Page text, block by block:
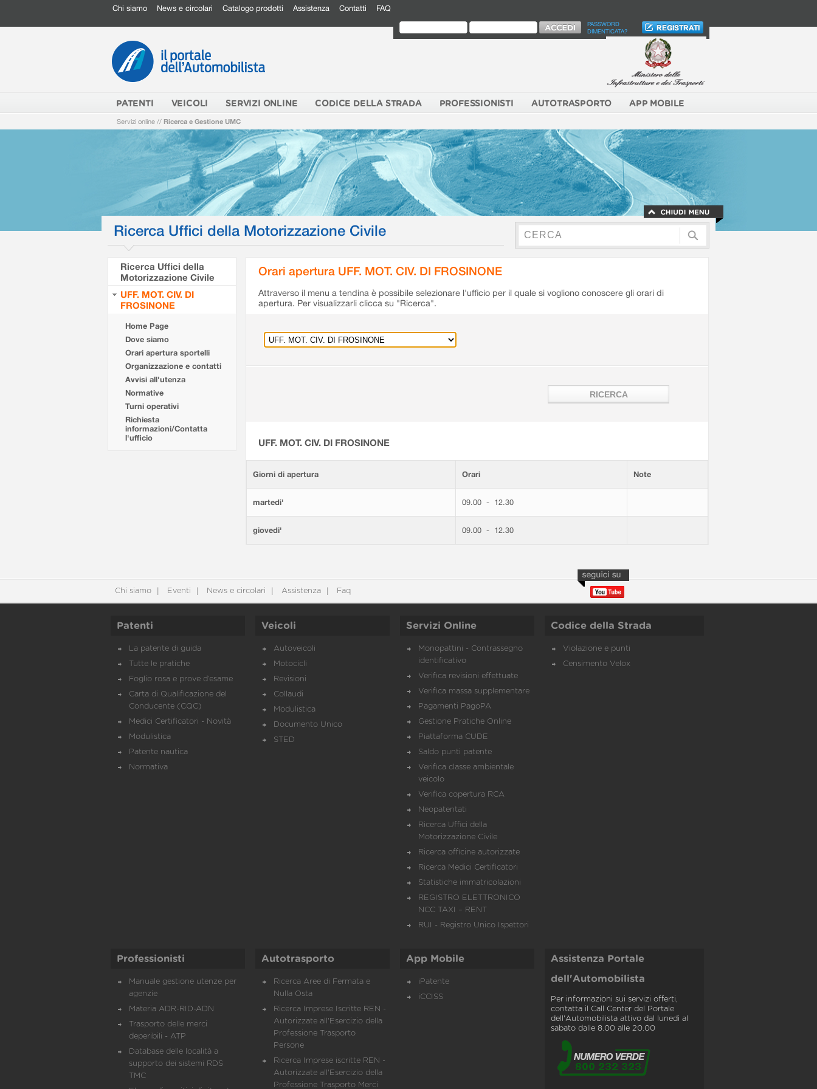
Chi siamo News e circolari Catalogo prodotti Assistenza Contatti FAQ
PASSWORD
DIMENTICATA?
PATENTI VEICOLI SERVIZI ONLINE CODICE DELLA STRADA PROFESSIONISTI AUTOTRASPORTO APP MOBILE
Servizi online // Ricerca e Gestione UMC
Ricerca Uffici della Motorizzazione Civile
Ricerca Uffici della
Motorizzazione Civile
UFF. MOT. CIV. DI
FROSINONE
Home Page
Dove siamo
Orari apertura sportelli
Organizzazione e contatti
Avvisi all'utenza
Normative
Turni operativi
Richiesta
informazioni/Contatta
l'ufficio
Orari apertura UFF. MOT. CIV. DI FROSINONE
Attraverso il menu a tendina è possibile selezionare l'ufficio per il quale si vogliono conoscere gli orari di
apertura. Per visualizzarli clicca su "Ricerca".
UFF. MOT. CIV. DI FROSINONE
Giorni di apertura Orari Note
martedi' 09.00 - 12.30
giovedi' 09.00 - 12.30
Chi siamo Eventi News e circolari Assistenza Faq
Patenti
La patente di guida
Tutte le pratiche
Foglio rosa e prove d’esame
Carta di Qualificazione del
Conducente (CQC)
Medici Certificatori - Novità
Modulistica
Patente nautica
Normativa
Veicoli
Autoveicoli
Motocicli
Revisioni
Collaudi
Modulistica
Documento Unico
STED
Servizi Online
Monopattini - Contrassegno
identificativo
Verifica revisioni effettuate
Verifica massa supplementare
Pagamenti PagoPA
Gestione Pratiche Online
Piattaforma CUDE
Saldo punti patente
Verifica classe ambientale
veicolo
Verifica copertura RCA
Neopatentati
Ricerca Uffici della
Motorizzazione Civile
Ricerca officine autorizzate
Ricerca Medici Certificatori
Statistiche immatricolazioni
REGISTRO ELETTRONICO
NCC TAXI – RENT
RUI - Registro Unico Ispettori
Codice della Strada
Violazione e punti
Censimento Velox
Professionisti
Manuale gestione utenze per
agenzie
Materia ADR-RID-ADN
Trasporto delle merci
deperibili - ATP
Database delle località a
supporto dei sistemi RDS
TMC
Autotrasporto
Ricerca Aree di Fermata e
Nulla Osta
Ricerca Imprese Iscritte REN -
Autorizzate all'Esercizio della
Professione Trasporto
Persone
Ricerca Imprese iscritte REN -
Autorizzate all'Esercizio della
Professione Trasporto Merci
App Mobile
iPatente
iCCISS
Assistenza Portale
dell'Automobilista
Per informazioni sui servizi offerti,
contatta il Call Center del Portale
dell'Automobilista attivo dal lunedì al
sabato dalle 8.00 alle 20.00